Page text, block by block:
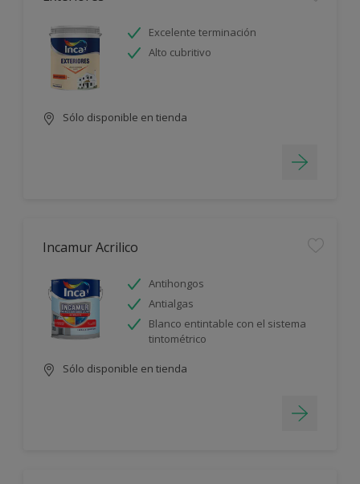
Excelente terminación
Alto cubritivo
Sólo disponible en tienda
Incamur Acrilico
Antihongos
Antialgas
Blanco entintable con el sistema
tintométrico
Sólo disponible en tienda